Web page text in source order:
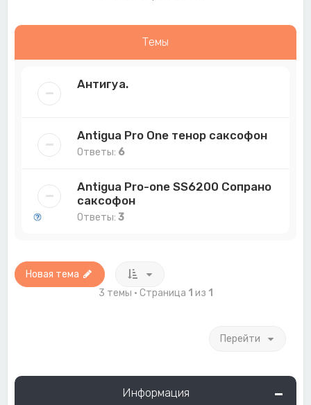
Темы
Антигуа.
Antigua Pro One тенор саксофон
Ответы: 6
Antigua Pro-one SS6200 Сопрано
саксофон
Ответы:3
Новая тема
3 темы • Страница 1 из 1
Перейти
Информация